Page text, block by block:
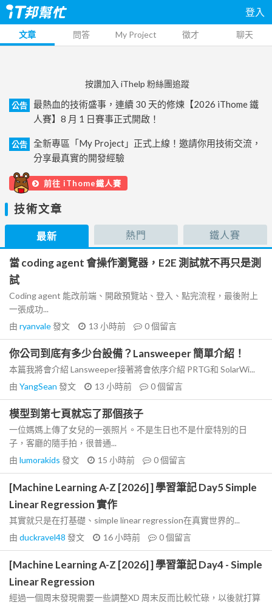
登入
文章 問答 My Project 徵才 聊天
按讚加入 iThelp 粉絲團追蹤
公告
最熱血的技術盛事，連續 30 天的修煉【2026 iThome 鐵
人賽】8 月 1 日賽事正式開啟！
公告
全新專區「My Project」正式上線！邀請你用技術交流，
分享最真實的開發經驗
前往 iThome鐵人賽
技術文章
最新 熱門 鐵人賽
當 coding agent 會操作瀏覽器，E2E 測試就不再只是測
試
Coding agent 能改前端、開啟預覽站、登入、點完流程，最後附上
一張成功...
由 ryanvale發文 13 小時前 0個留言
你公司到底有多少台設備？Lansweeper 簡單介紹！
本篇我將會介紹 Lansweeper接著將會依序介紹 PRTG和 SolarWi...
由 YangSean 發文 13 小時前 0個留言
模型到第七頁就忘了那個孩子
一位媽媽上傳了女兒的一張照片。不是生日也不是什麼特別的日
子，客廳的隨手拍，很普通...
由 lumorakids 發文 15 小時前 0個留言
[Machine Learning A-Z [2026] ] 學習筆記 Day5 Simple
Linear Regression 實作
其實就只是在打基礎、simple linear regression在真實世界的...
由 duckravel48 發文 16 小時前 0個留言
[Machine Learning A-Z [2026] ] 學習筆記 Day4 - Simple
Linear Regression
經過一個周末發現需要一些調整XD 周末反而比較忙碌，以後就打算